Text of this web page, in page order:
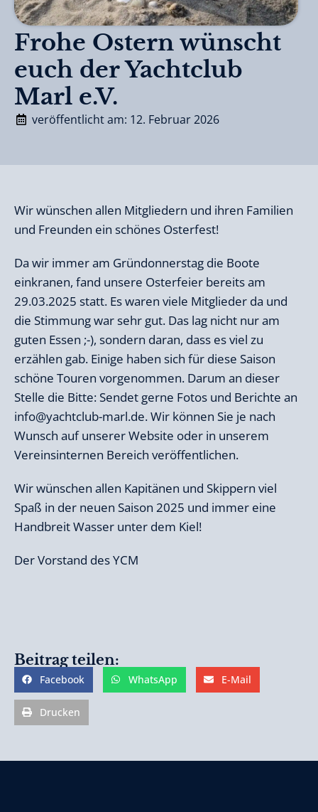
Frohe Ostern wünscht
euch der Yachtclub
Marl e.V.
veröffentlicht am: 12. Februar 2026
Wir wünschen allen Mitgliedern und ihren Familien
und Freunden ein schönes Osterfest!
Da wir immer am Gründonnerstag die Boote
einkranen, fand unsere Osterfeier bereits am
29.03.2025 statt. Es waren viele Mitglieder da und
die Stimmung war sehr gut. Das lag nicht nur am
guten Essen ;-), sondern daran, dass es viel zu
erzählen gab. Einige haben sich für diese Saison
schöne Touren vorgenommen. Darum an dieser
Stelle die Bitte: Sendet gerne Fotos und Berichte an
info@yachtclub-marl.de. Wir können Sie je nach
Wunsch auf unserer Website oder in unserem
Vereinsinternen Bereich veröffentlichen.
Wir wünschen allen Kapitänen und Skippern viel
Spaß in der neuen Saison 2025 und immer eine
Handbreit Wasser unter dem Kiel!
Der Vorstand des YCM
Beitrag teilen:
Facebook WhatsApp E-Mail
Drucken